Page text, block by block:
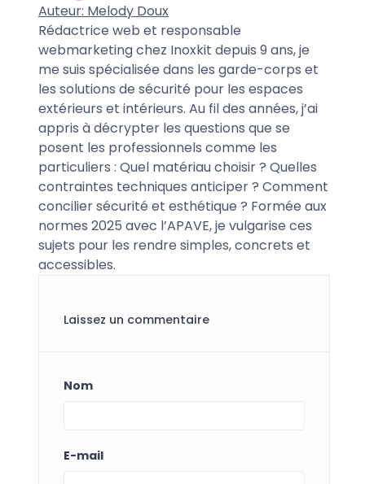
Auteur: Melody Doux
Rédactrice web et responsable
webmarketing chez Inoxkit depuis 9 ans, je
me suis spécialisée dans les garde-corps et
les solutions de sécurité pour les espaces
extérieurs et intérieurs. Au fil des années, j’ai
appris à décrypter les questions que se
posent les professionnels comme les
particuliers : Quel matériau choisir ? Quelles
contraintes techniques anticiper ? Comment
concilier sécurité et esthétique ? Formée aux
normes 2025 avec l’APAVE, je vulgarise ces
sujets pour les rendre simples, concrets et
accessibles.
Laissez un commentaire
Nom
E-mail